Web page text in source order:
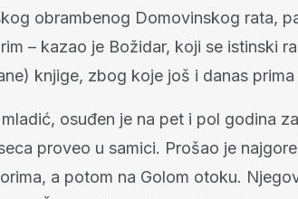
obrambenog Domovinskog rata,
– kazao je Božidar, koji se istinski
knjige, zbog koje još i danas prima
osuđen je na pet i pol godina
proveo u samici. Prošao je
a potom na Golom otoku.